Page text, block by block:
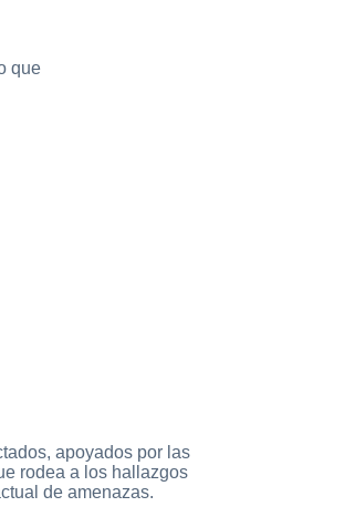
que
apoyados por las
rodea a los hallazgos
de amenazas.